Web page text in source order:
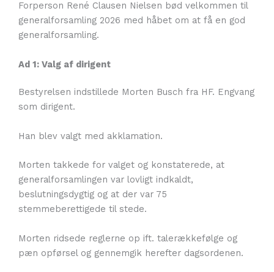
Forperson René Clausen Nielsen bød velkommen til
generalforsamling 2026 med håbet om at få en god
generalforsamling.
Ad 1: Valg af dirigent
Bestyrelsen indstillede Morten Busch fra HF. Engvang
som dirigent.
Han blev valgt med akklamation.
Morten takkede for valget og konstaterede, at
generalforsamlingen var lovligt indkaldt,
beslutningsdygtig og at der var 75
stemmeberettigede til stede.
Morten ridsede reglerne op ift. talerækkefølge og
pæn opførsel og gennemgik herefter dagsordenen.